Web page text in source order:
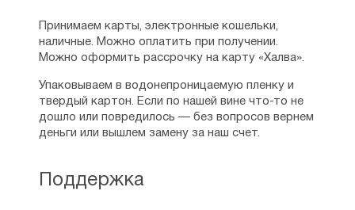
Поддержка
Принимаем карты, электронные кошельки,
наличные. Можно оплатить при получении.
Можно оформить рассрочку на карту «Халва».
Упаковываем в водонепроницаемую пленку и
твердый картон. Если по нашей вине что-то не
дошло или повредилось — без вопросов вернем
деньги или вышлем замену за наш счет.